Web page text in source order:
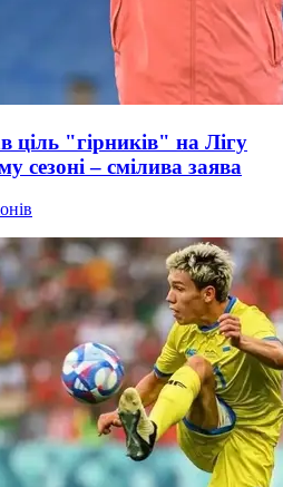
ціль "гірників" на Лігу
сезоні – смілива заява